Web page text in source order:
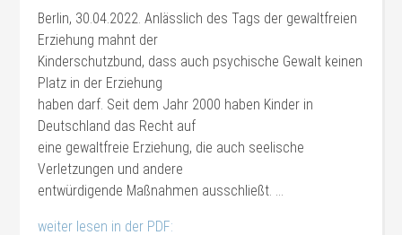
Berlin, 30.04.2022. Anlässlich des Tags der gewaltfreien
Erziehung mahnt der
Kinderschutzbund, dass auch psychische Gewalt keinen
Platz in der Erziehung
haben darf. Seit dem Jahr 2000 haben Kinder in
Deutschland das Recht auf
eine gewaltfreie Erziehung, die auch seelische
Verletzungen und andere
entwürdigende Maßnahmen ausschließt. …
weiter lesen in der PDF: